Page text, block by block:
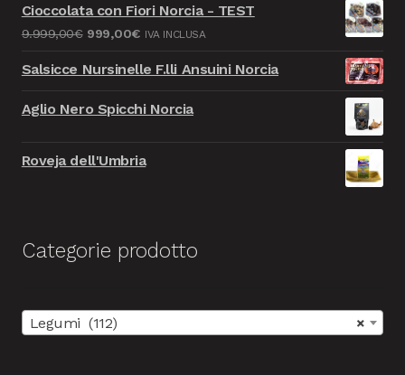
originale
era:
9.999,00€.
attuale
è:
999,00€.
Cioccolata con Fiori Norcia - TEST
9.999,00€ Il
originale
9.999,00€.
999,00€Il
attuale
è:
IVA INCLUSA
Salsicce Nursinelle F.lli Ansuini Norcia
Aglio Nero Spicchi Norcia
Roveja dell'Umbria
Categorie prodotto
×
Legumi (112)